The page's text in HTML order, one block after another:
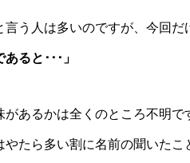
う人は多いのですが、今回だ
ると･･･」
あるかは全くのところ不明で
たら多い割に名前の聞いた